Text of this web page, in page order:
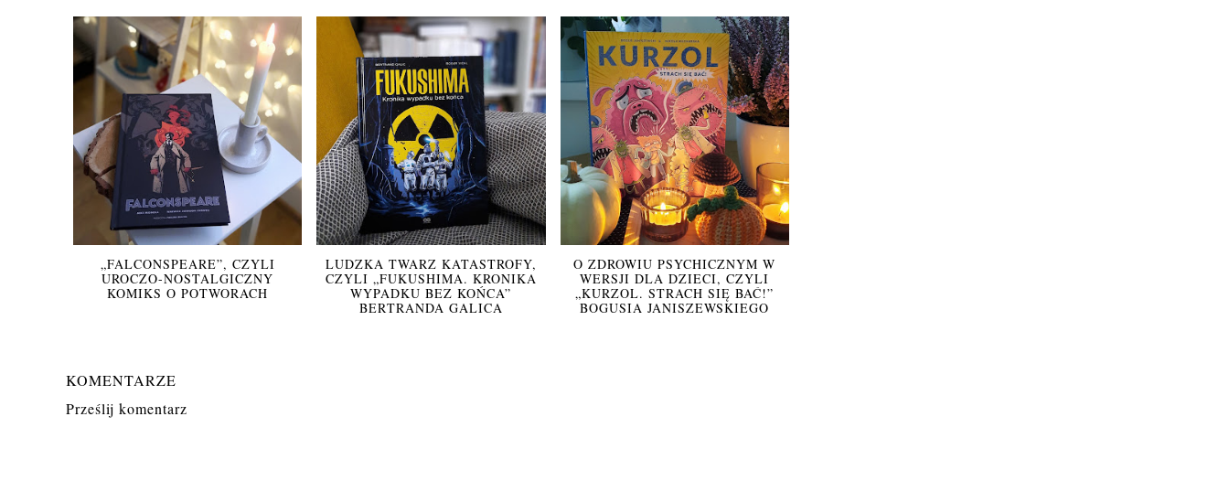
„FALCONSPEARE”, CZYLI
UROCZO-NOSTALGICZNY
KOMIKS O POTWORACH
LUDZKA TWARZ KATASTROFY,
CZYLI „FUKUSHIMA. KRONIKA
WYPADKU BEZ KOŃCA”
BERTRANDA GALICA
O ZDROWIU PSYCHICZNYM W
WERSJI DLA DZIECI, CZYLI
„KURZOL. STRACH SIĘ BAĆ!”
BOGUSIA JANISZEWSKIEGO
KOMENTARZE
Prześlij komentarz